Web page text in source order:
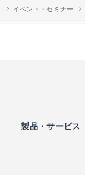
イベント・セミナー
製品・サービス